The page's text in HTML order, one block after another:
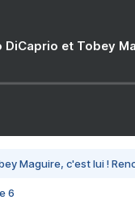
DiCaprio et Tobey
Maguire, c'est lui !
6